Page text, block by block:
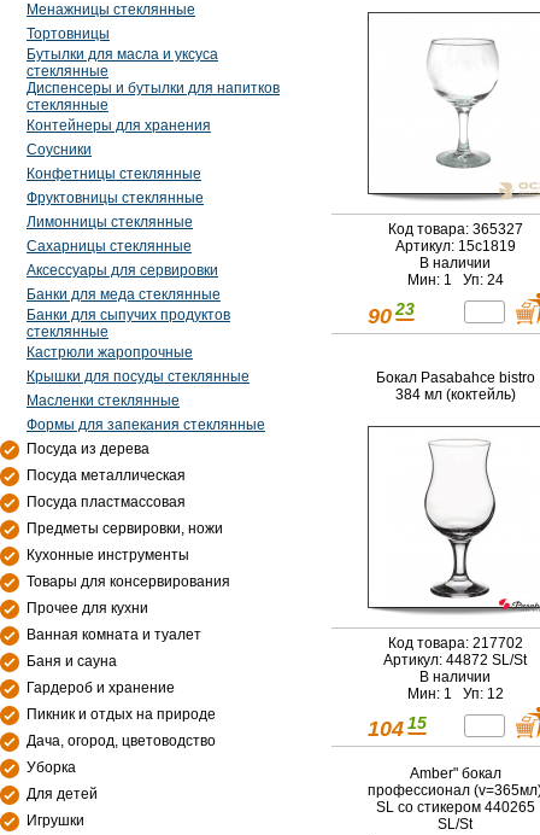
Менажницы стеклянные
Тортовницы
Бутылки для масла и уксуса
стеклянные
Диспенсеры и бутылки для напитков
стеклянные
Контейнеры для хранения
Соусники
Конфетницы стеклянные
Фруктовницы стеклянные
Лимонницы стеклянные
Сахарницы стеклянные
Аксессуары для сервировки
Банки для меда стеклянные
Банки для сыпучих продуктов
стеклянные
Кастрюли жаропрочные
Крышки для посуды стеклянные
Масленки стеклянные
Формы для запекания стеклянные
Посуда из дерева
Посуда металлическая
Посуда пластмассовая
Предметы сервировки, ножи
Кухонные инструменты
Товары для консервирования
Прочее для кухни
Ванная комната и туалет
Баня и сауна
Гардероб и хранение
Пикник и отдых на природе
Дача, огород, цветоводство
Уборка
Для детей
Игрушки
Код товара: 365327
Артикул: 15с1819
В наличии
Мин: 1 Уп: 24
90 23
Бокал Pasabahce bistro
384 мл (коктейль)
Код товара: 217702
Артикул: 44872 SL/St
В наличии
Мин: 1 Уп: 12
104 15
Amber" бокал
профессионал
SL со стикером 440265
SL/St